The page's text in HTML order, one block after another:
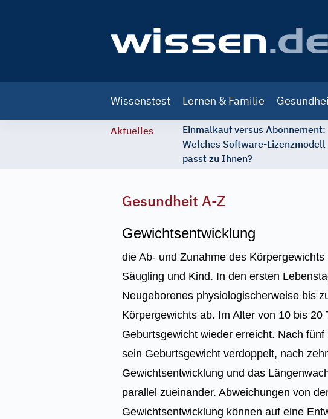
navigation
Wissenstest Lernen & Familie
Aktuelles
Einmalkauf versus Abonnement:
Welches Software-Lizenzmodell
passt zu Ihnen?
Gesundheit A-Z
Gewichtsentwicklung
die Ab- und Zunahme des
Säugling und Kind. In den ersten
Neugeborenes physiologischerweise bis
Körpergewichts ab. Im Alter von 10 bis 20
Geburtsgewicht wieder erreicht. Nach
sein Geburtsgewicht verdoppelt, nach
Gewichtsentwicklung und das
parallel zueinander. Abweichungen von
Gewichtsentwicklung können auf eine